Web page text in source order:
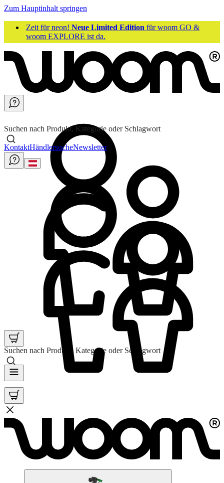
Zum Hauptinhalt springen
Zeit für neon! Neue Limited Edition für woom GO &
woom EXPLORE ist da.
Suchen nach Produkt, Kategorie oder Schlagwort
Suchen nach Produkt, Kategorie oder Schlagwort
KontaktHändlersucheNewsletter